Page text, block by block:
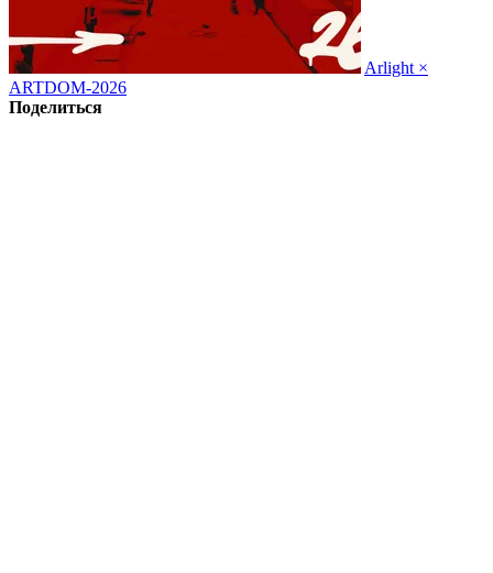
Arlight ×
ARTDOM-2026
Поделиться